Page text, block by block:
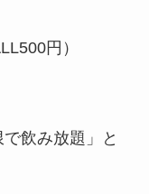
円）
飲み放題」と